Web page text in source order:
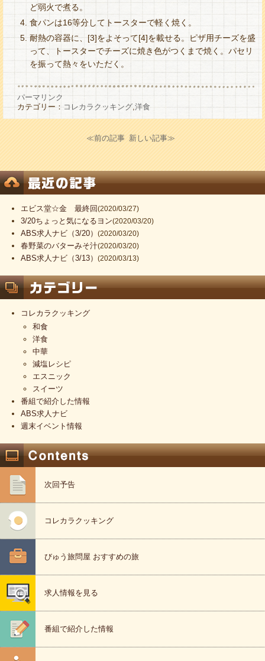
ど弱火で煮る。
食パンは16等分してトースターで軽く焼く。
耐熱の容器に、[3]をよそって[4]を載せる。ピザ用チーズを盛
って、トースターでチーズに焼き色がつくまで焼く。パセリ
を振って熱々をいただく。
パーマリンク
カテゴリー： コレカラクッキング,洋食
≪前の記事 新しい記事≫
エビス堂☆金 最終回(2020/03/27)
3/20ちょっと気になるヨン(2020/03/20)
ABS求人ナビ（3/20）(2020/03/20)
春野菜のバターみそ汁(2020/03/20)
ABS求人ナビ（3/13）(2020/03/13)
コレカラクッキング
和食
洋食
中華
減塩レシピ
エスニック
スイーツ
番組で紹介した情報
ABS求人ナビ
週末イベント情報
次回予告
コレカラクッキング
びゅう旅問屋 おすすめの旅
求人情報を見る
番組で紹介した情報